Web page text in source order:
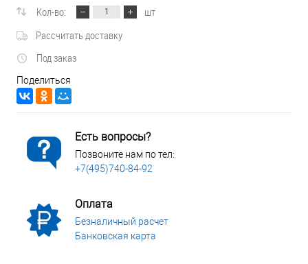
Кол-во:
шт
Рассчитать доставку
Под заказ
Поделиться
Есть вопросы?
Позвоните нам по тел:
+7(495)740-84-92
Оплата
Безналичный расчет
Банковская карта